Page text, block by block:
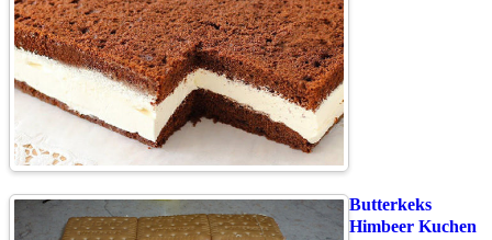
Butterkeks
Himbeer Kuchen